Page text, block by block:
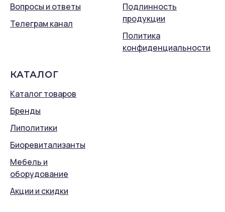
Вопросы и ответы
Телеграм канал
Подлинность
продукции
Политика
конфиденциальности
КАТАЛОГ
Каталог товаров
Бренды
Липолитики
Биоревитализанты
Мебель и
оборудование
Акции и скидки